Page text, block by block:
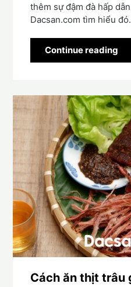
thêm sự đậm đà hấp
Dacsan.com tìm hiểu
Continue reading
Cách ăn thịt trâu